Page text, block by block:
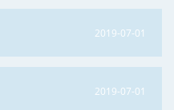
2019-07-01
2019-07-01